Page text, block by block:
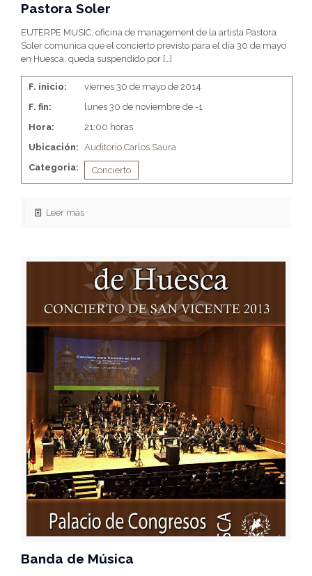
Pastora Soler
EUTERPE MUSIC, oficina de management de la artista Pastora
Soler comunica que el concierto previsto para el día 30 de mayo
en Huesca, queda suspendido por […]
F. inicio:
viernes 30 de mayo de 2014
F. fin:
lunes 30 de noviembre de -1
Hora:
21:00 horas
Ubicación: Auditorio Carlos Saura
Categoria:
Concierto
Leer más
Banda de Música